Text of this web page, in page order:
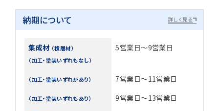
納期について 詳しく見る
集成材 （積層材）
（加工・塗装いずれもなし）
5営業日～9営業日
（加工・塗装いずれかあり） 7営業日～11営業日
（加工・塗装いずれもあり）
9営業日～13営業日